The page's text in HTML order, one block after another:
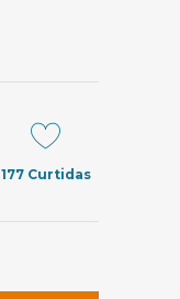
177Curtidas